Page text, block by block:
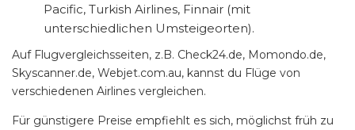
Pacific, Turkish Airlines, Finnair (mit
unterschiedlichen Umsteigeorten).
Auf Flugvergleichsseiten, z.B. Check24.de, Momondo.de,
Skyscanner.de, Webjet.com.au, kannst du Flüge von
verschiedenen Airlines vergleichen.
Für günstigere Preise empfiehlt es sich, möglichst früh zu